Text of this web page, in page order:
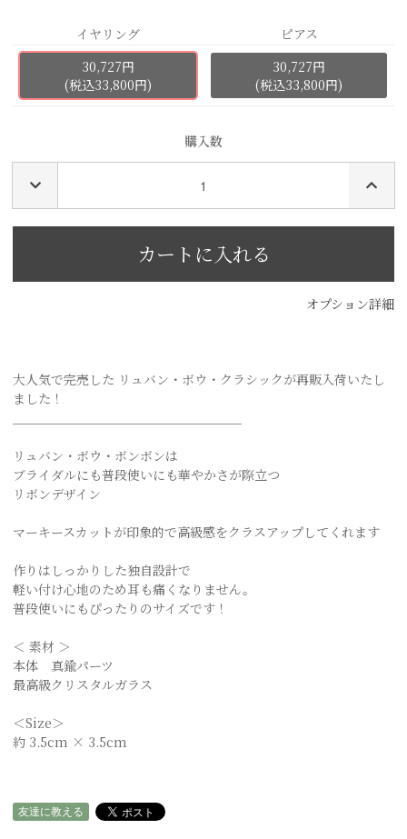
イヤリング
ピアス
30,727円
(税込33,800円)
30,727円
(税込33,800円)
購入数
オプション詳細
大人気で完売した リュバン・ボウ・クラシックが再販入荷いたし
ました！
リュバン・ボウ・ボンボンは
ブライダルにも普段使いにも華やかさが際立つ
リボンデザイン
マーキースカットが印象的で高級感をクラスアップしてくれます
作りはしっかりした独自設計で
軽い付け心地のため耳も痛くなりません。
普段使いにもぴったりのサイズです！
＜ 素材 ＞
本体 真鍮パーツ
最高級クリスタルガラス
＜Size＞
約 3.5cm × 3.5cm
友達に教える